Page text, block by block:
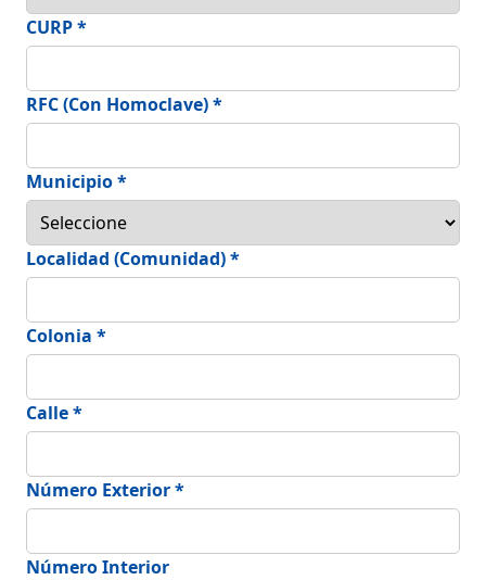
CURP *
RFC (Con Homoclave) *
Municipio *
Localidad (Comunidad) *
Colonia *
Calle *
Número Exterior *
Número Interior